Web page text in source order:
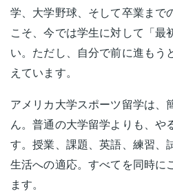
学、大学野球、そして卒業まで
こそ、今では学生に対して「最
い。ただし、自分で前に進もう
えています。
アメリカ大学スポーツ留学は、
ん。普通の大学留学よりも、や
す。授業、課題、英語、練習、
生活への適応。すべてを同時に
ます。